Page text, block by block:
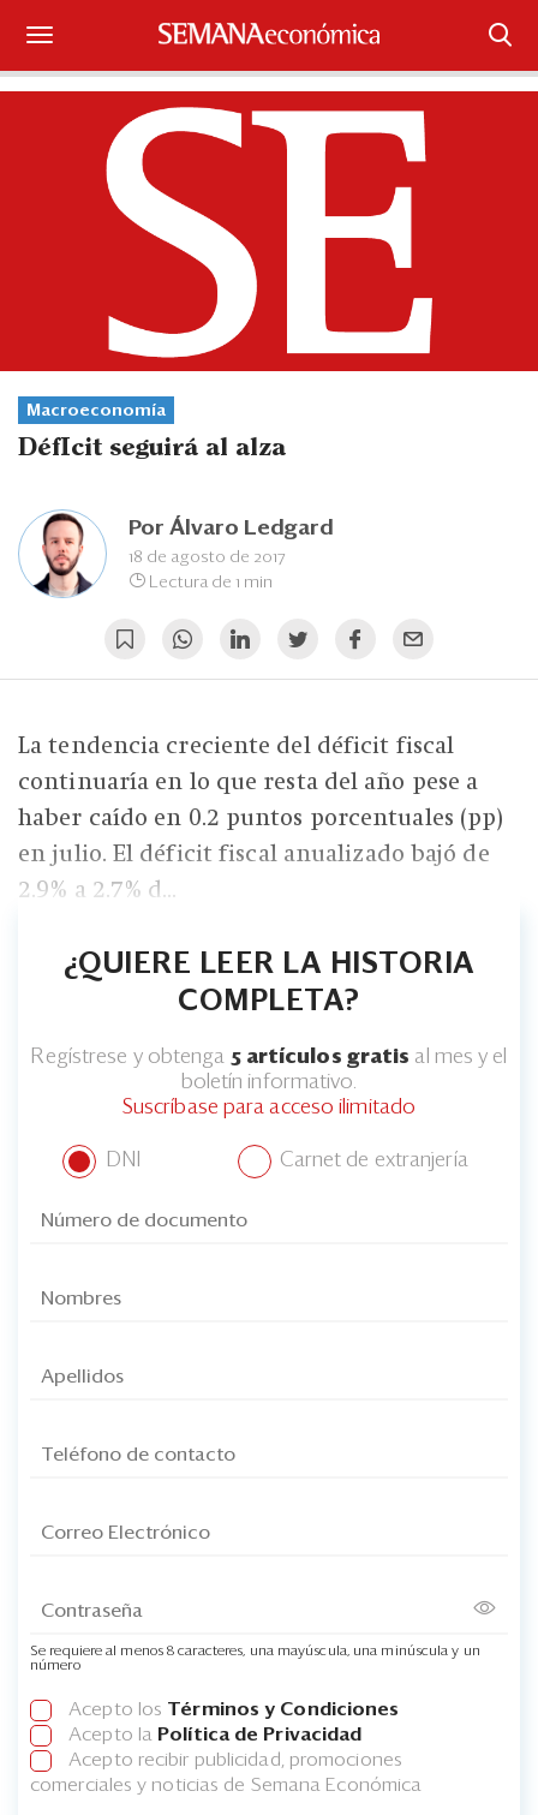
Suscríbase
Iniciar sesión
Portada
¿Qué está pasando?
Sectores y Empresas
Management
Economía y Finanzas
Eventos
Blogs
Ranking CEO
Macroeconomía
DéfIcit seguirá al alza
Por Álvaro Ledgard
18 de agosto de 2017
Lectura de 1 min
La tendencia creciente del déficit fiscal
continuaría en lo que resta del año pese a
haber caído en 0.2 puntos porcentuales (pp)
en julio. El déficit fiscal anualizado bajó de
2.9% a 2.7% d...
¿QUIERE LEER LA HISTORIA
COMPLETA?
Regístrese y obtenga 5 artículos gratis al mes y el
boletín informativo.
Suscríbase para acceso ilimitado
DNI Carnet de extranjería
Se requiere al menos 8 caracteres, una mayúscula, una minúscula y un
número
Acepto los Términos y Condiciones
Acepto la Política de Privacidad
Acepto recibir publicidad, promociones
comerciales y noticias de Semana Económica